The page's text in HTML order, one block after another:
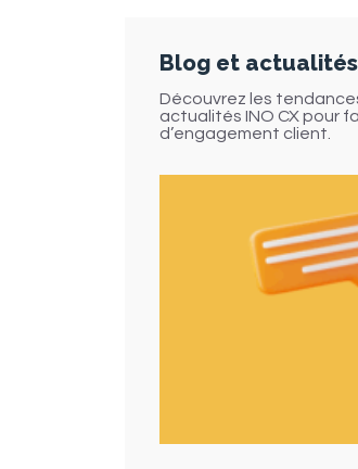
Blog et actualités
Découvrez les
actualités INO CX pour
d’engagement client.
et magasins malgré le